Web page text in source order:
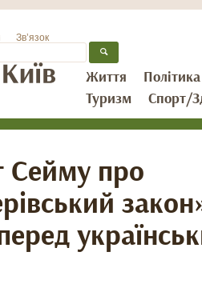
Життя
Політика
Туризм
Спорт/
Зв’язок
Сейму про